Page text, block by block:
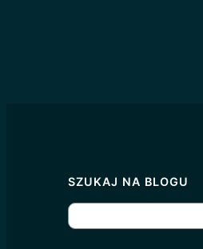
SZUKAJ NA BLOGU
S
e